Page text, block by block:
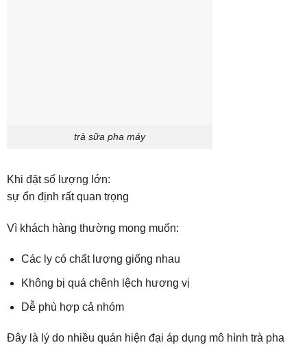
trà sữa pha máy
Khi đặt số lượng lớn:
sự ổn định rất quan trọng
Vì khách hàng thường mong muốn:
Các ly có chất lượng giống nhau
Không bị quá chênh lệch hương vị
Dễ phù hợp cả nhóm
Đây là lý do nhiều quán hiện đại áp dụng mô hình trà pha